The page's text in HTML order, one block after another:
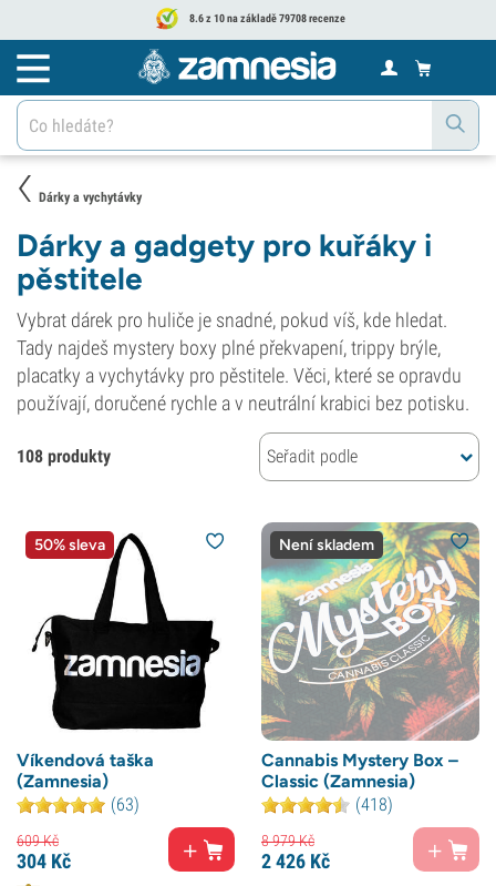
8.6 z 10 na základě 79708 recenze
Dárky a vychytávky
Dárky a gadgety pro kuřáky i
pěstitele
Vybrat dárek pro huliče je snadné, pokud víš, kde hledat.
Tady najdeš mystery boxy plné překvapení, trippy brýle,
placatky a vychytávky pro pěstitele. Věci, které se opravdu
používají, doručené rychle a v neutrální krabici bez potisku.
108 produkty Seřadit podle
50% sleva
Víkendová taška
(Zamnesia)
(63)
609Kč
304 Kč
Není skladem
Cannabis Mystery Box –
Classic (Zamnesia)
(418)
8 979Kč
2 426 Kč